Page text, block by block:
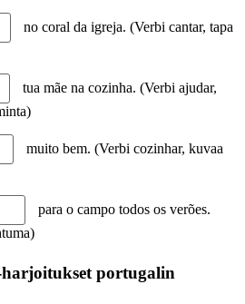
no coral da igreja. (Verbi cantar, tapa
tua mãe na cozinha. (Verbi ajudar,
muito bem. (Verbi cozinhar, kuvaa
para o campo todos os verões.
portugalin